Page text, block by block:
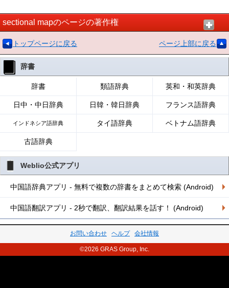
sectional mapのページの著作権
トップページに戻る ページ上部に戻る
辞書
辞書 類語辞典 英和・和英辞典
日中・中日辞典 日韓・韓日辞典 フランス語辞典
インドネシア語辞典 タイ語辞典 ベトナム語辞典
古語辞典
Weblio公式アプリ
中国語辞典アプリ - 無料で複数の辞書をまとめて検索 (Android)
中国語翻訳アプリ - 2秒で翻訳、翻訳結果を話す！ (Android)
お問い合わせ ヘルプ 会社情報
©2026 GRAS Group, Inc.